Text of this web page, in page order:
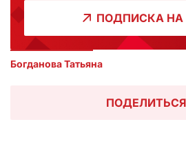
ПОДПИСКА НА
Богданова Татьяна
ПОДЕЛИТЬСЯ